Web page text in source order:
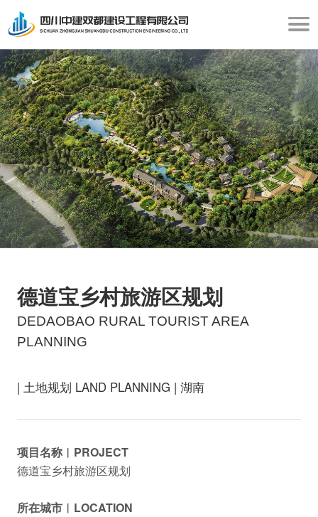
德道宝乡村旅游区规划
DEDAOBAO RURAL TOURIST AREA
PLANNING
| 土地规划 LAND PLANNING | 湖南
项目名称︱PROJECT
德道宝乡村旅游区规划
所在城市︱LOCATION